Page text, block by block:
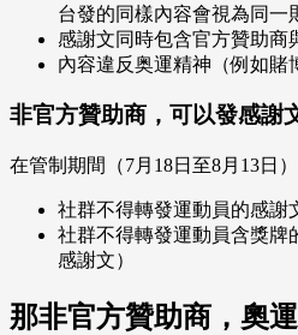
台發的同樣內容會視為同一
感謝文同時包含官方贊助商
內容違反奥運精神（例如賭
非官方贊助商，可以發感謝
在管制期間（7月18日至8月13日）
社群不得轉發運動員的感謝
社群不得轉發運動員含獎牌
感謝文）
那非官方贊助商，奧